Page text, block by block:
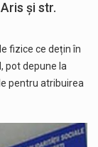
și str.
fizice ce dețin în
pot depune la
pentru atribuirea